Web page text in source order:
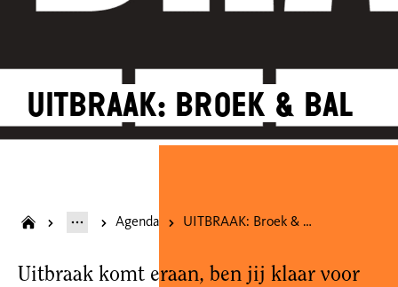
UITBRAAK: Broek & Bal
Agenda UITBRAAK: Broek & Bal
Uitbraak komt eraan, ben jij klaar voor